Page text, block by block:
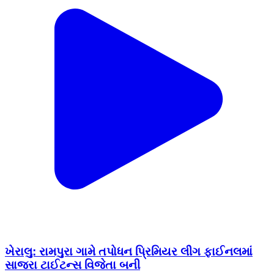
ખેરાલુ: રામપુરા ગામે તપોધન પ્રિમિયર લીગ ફાઈનલમાં
સાજરા ટાઈટન્સ વિજેતા બની